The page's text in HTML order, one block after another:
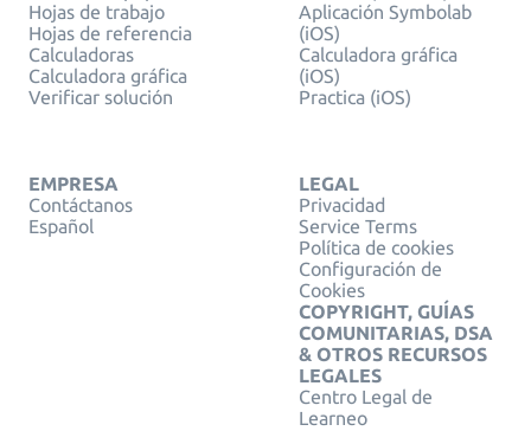
Hojas de trabajo
Hojas de referencia
Calculadoras
Calculadora gráfica
Verificar solución
Aplicación Symbolab
(iOS)
Calculadora gráfica
(iOS)
Practica (iOS)
EMPRESA
Contáctanos
Español
LEGAL
Privacidad
Service Terms
Política de cookies
Configuración de
Cookies
COPYRIGHT, GUÍAS
COMUNITARIAS, DSA
& OTROS RECURSOS
LEGALES
Centro Legal de
Learneo